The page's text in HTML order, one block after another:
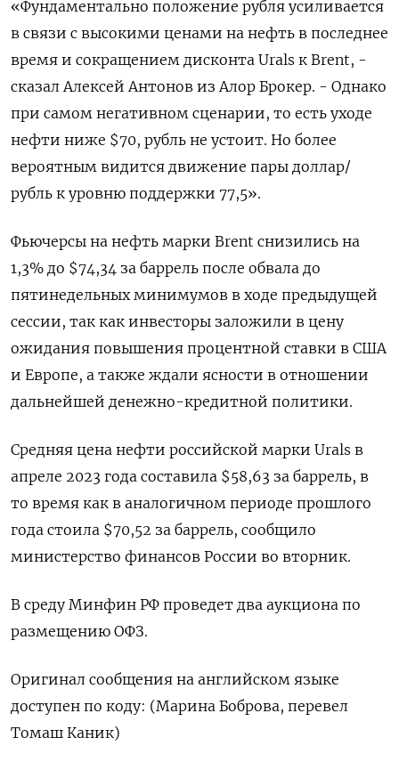
«Фундаментально положение рубля усиливается
в связи с высокими ценами на нефть в последнее
время и сокращением дисконта Urals к Brent, -
сказал Алексей Антонов из Алор Брокер. - Однако
при самом негативном сценарии, то есть уходе
нефти ниже $70, рубль не устоит. Но более
вероятным видится движение пары доллар/
рубль к уровню поддержки 77,5».
Фьючерсы на нефть марки Brent снизились на
1,3% до $74,34 за баррель после обвала до
пятинедельных минимумов в ходе предыдущей
сессии, так как инвесторы заложили в цену
ожидания повышения процентной ставки в США
и Европе, а также ждали ясности в отношении
дальнейшей денежно-кредитной политики.
Средняя цена нефти российской марки Urals в
апреле 2023 года составила $58,63 за баррель, в
то время как в аналогичном периоде прошлого
года стоила $70,52 за баррель, сообщило
министерство финансов России во вторник.
В среду Минфин РФ проведет два аукциона по
размещению ОФЗ.
Оригинал сообщения на английском языке
доступен по коду: (Марина Боброва, перевел
Томаш Каник)